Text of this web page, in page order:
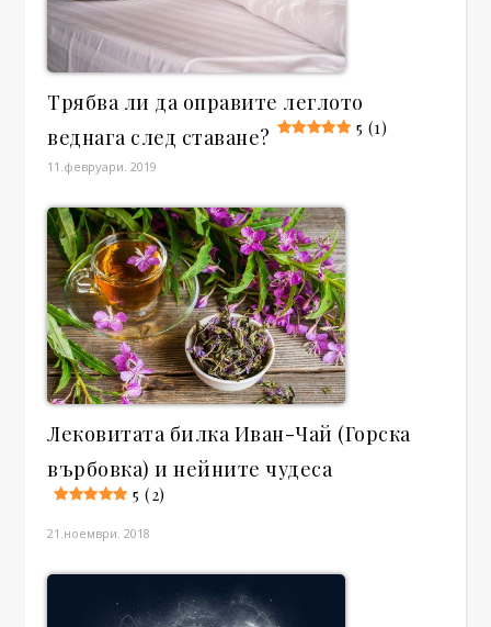
Трябва ли да оправите леглото
веднага след ставане?
5 (1)
11.февруари. 2019
Лековитата билка Иван-Чай (Горска
върбовка) и нейните чудеса
5 (2)
21.ноември. 2018